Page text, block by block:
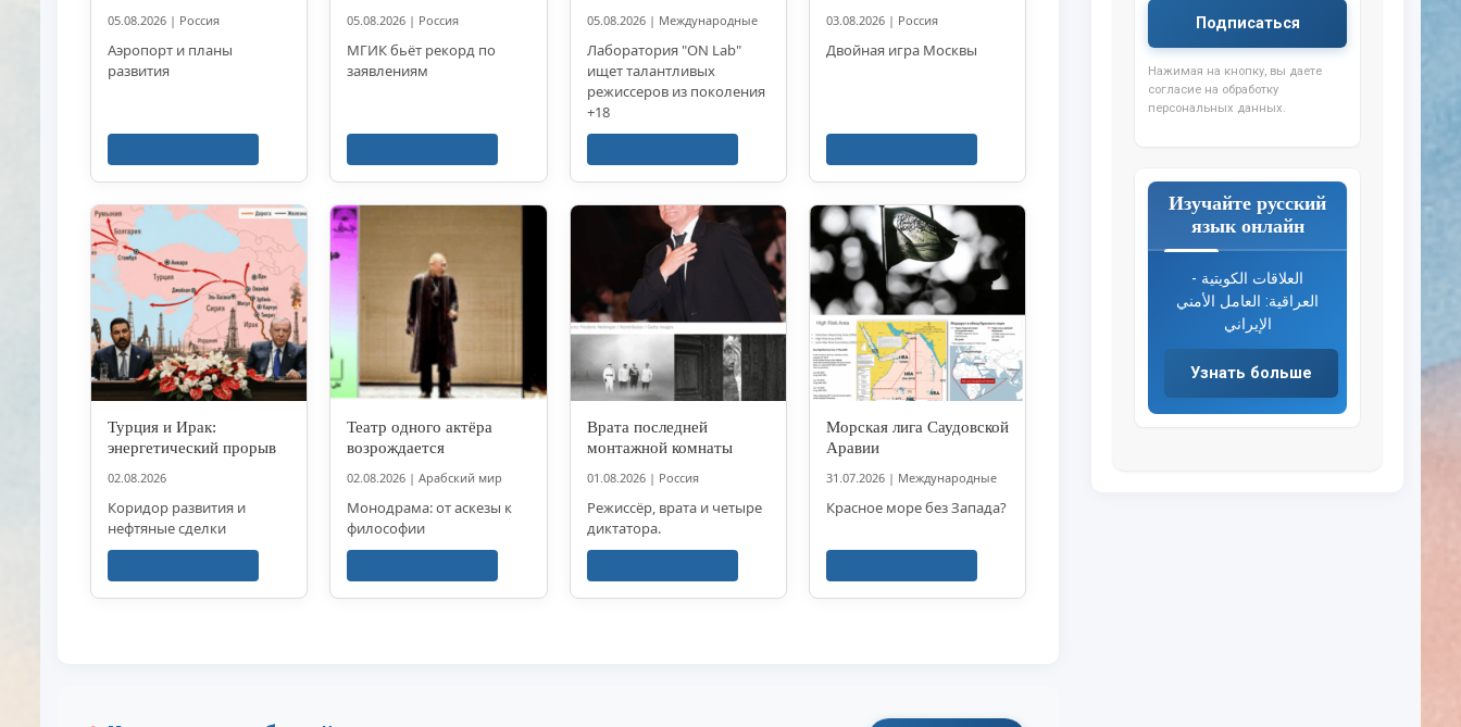
05.08.2026 | Россия
Аэропорт и планы
развития
05.08.2026 | Россия
МГИК бьёт рекорд по
заявлениям
05.08.2026| Международные
Лаборатория "ON Lab"
ищет талантливых
режиссеров из поколения
+18
03.08.2026| Россия
Двойная игра Москвы
Турция и Ирак:
энергетический прорыв
02.08.2026
Коридор развития и
нефтяные сделки
Театр одного актёра
возрождается
02.08.2026 |Арабский мир
Монодрама: от аскезы к
философии
Врата последней
монтажной комнаты
01.08.2026| Россия
Режиссёр, врата и четыре
диктатора.
Морская лига Саудовской
Аравии
31.07.2026| Международные
Красное море без Запада?
Подписаться
Нажимая на кнопку, вы даете
согласие на обработку
персональных данных.
Изучайте русский
язык онлайн
العلاقات الكويتية -
العراقية: العامل الأمني
الإيراني
Узнать больше